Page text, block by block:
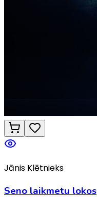
Jānis Klētnieks
Seno laikmetu lokos